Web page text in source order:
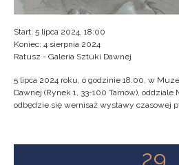
Start: 5 lipca 2024, 18:00
Koniec: 4 sierpnia 2024
Ratusz - Galeria Sztuki Dawnej
5 lipca 2024 roku, o godzinie 18.00, w
Dawnej (Rynek 1, 33-100 Tarnów),
odbędzie się wernisaż wystawy czasowej
29